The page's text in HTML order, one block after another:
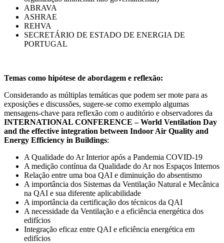
ABRAVA
ASHRAE
REHVA
SECRETÁRIO DE ESTADO DE ENERGIA DE
PORTUGAL
Temas como hipótese de abordagem e reflexão:
Considerando as múltiplas temáticas que podem ser mote para as
exposições e discussões, sugere-se como exemplo algumas
mensagens-chave para reflexão com o auditório e observadores da
INTERNATIONAL CONFERENCE – World Ventilation Day
and the effective integration between Indoor Air Quality and
Energy Efficiency in Buildings:
A Qualidade do Ar Interior após a Pandemia COVID-19
A medição contínua da Qualidade do Ar nos Espaços Internos
Relação entre uma boa QAI e diminuição do absentismo
A importância dos Sistemas da Ventilação Natural e Mecânica
na QAI e sua diferente aplicabilidade
A importância da certificação dos técnicos da QAI
A necessidade da Ventilação e a eficiência energética dos
edifícios
Integração eficaz entre QAI e eficiência energética em
edifícios